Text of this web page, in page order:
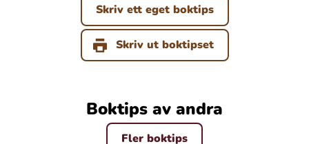
Skriv ett eget boktips
Skriv ut boktipset
Boktips av andra
Fler boktips